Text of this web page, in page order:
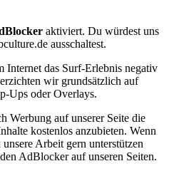
aktiviert. Du würdest uns
ausschaltest.
Internet das Surf-Erlebnis negativ
wir grundsätzlich auf
Ups oder Overlays.
Werbung auf unserer Seite die
kostenlos anzubieten. Wenn
Arbeit gern unterstützen
AdBlocker auf unseren Seiten.